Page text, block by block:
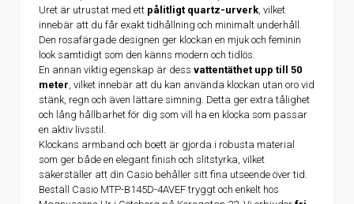
Uret är utrustat med ett pålitligt quartz-urverk, vilket
innebär att du får exakt tidhållning och minimalt underhåll.
Den rosafärgade designen ger klockan en mjuk och feminin
look samtidigt som den känns modern och tidlös.
En annan viktig egenskap är dess vattentäthet upp till 50
meter, vilket innebär att du kan använda klockan utan oro vid
stänk, regn och även lättare simning. Detta ger extra tålighet
och lång hållbarhet för dig som vill ha en klocka som passar
en aktiv livsstil.
Klockans armband och boett är gjorda i robusta material
som ger både en elegant finish och slitstyrka, vilket
säkerställer att din Casio behåller sitt fina utseende över tid.
Beställ Casio MTP-B145D-4AVEF tryggt och enkelt hos